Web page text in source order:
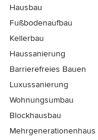
Hausbau
Fußbodenaufbau
Kellerbau
Haussanierung
Barrierefreies Bauen
Luxussanierung
Wohnungsumbau
Blockhausbau
Mehrgenerationenhaus